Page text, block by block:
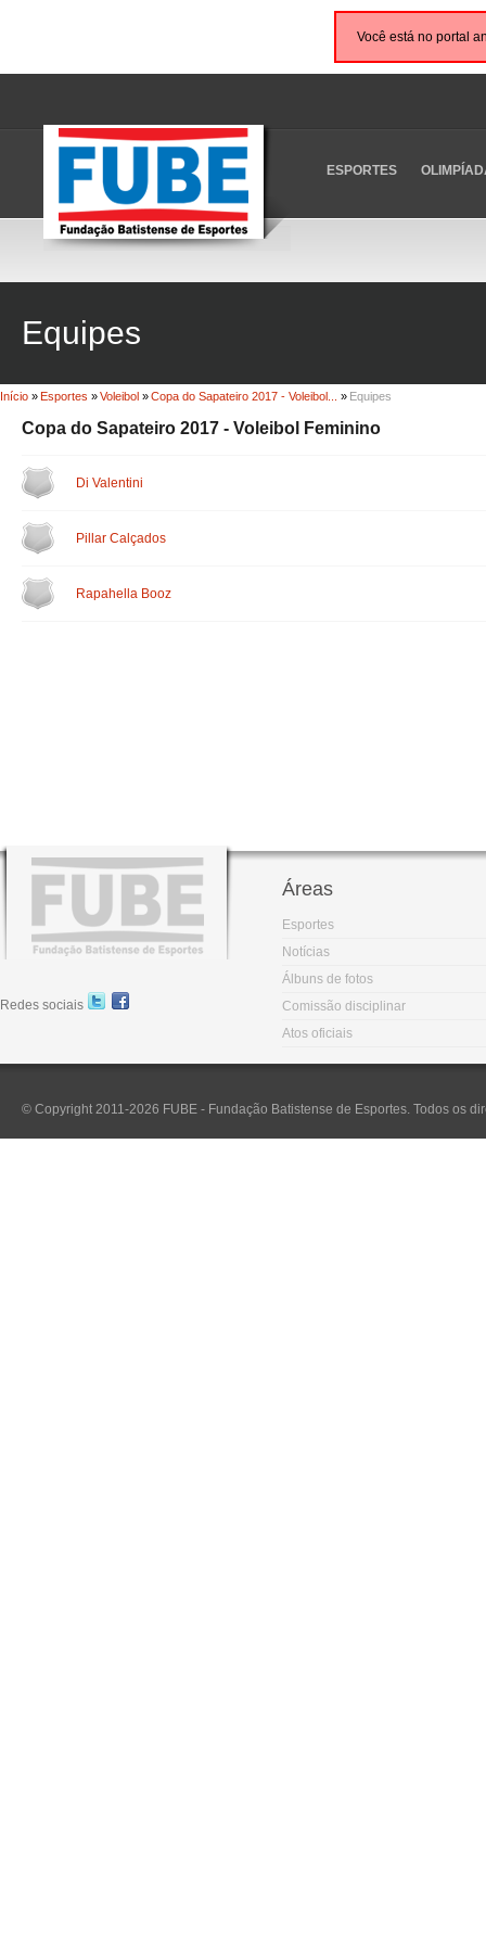
Você está no portal
ESPORTES
Equipes
Início »Esportes »Voleibol »Copa do Sapateiro 2017 - Voleibol... » Equipes
Copa do Sapateiro 2017 - Voleibol Feminino
Di Valentini
Pillar Calçados
Rapahella Booz
Redes sociais
Áreas
Esportes
Notícias
Álbuns de fotos
Comissão disciplinar
Atos oficiais
© Copyright 2011-2026 FUBE - Fundação Batistense de Esportes. Todos os